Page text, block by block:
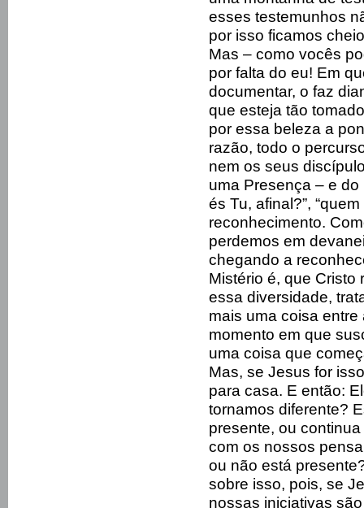
esses testemunhos
por isso ficamos
Mas – como vocês
por falta do eu! Em
documentar, o faz
que esteja tão
por essa beleza a
razão, todo o
nem os seus
uma Presença – e
és Tu, afinal?”,
reconhecimento.
perdemos em
chegando a
Mistério é, que
essa diversidade,
mais uma coisa
momento em que
uma coisa que
Mas, se Jesus for
para casa. E então:
tornamos diferente?
presente, ou
com os nossos
ou não está
sobre isso, pois, se
nossas iniciativas